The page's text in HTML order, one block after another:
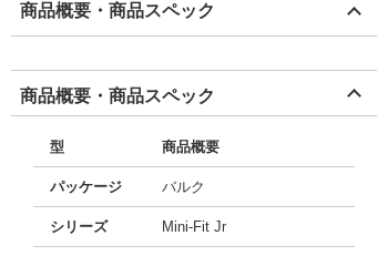
商品概要・商品スペック
商品概要・商品スペック
型 商品概要
パッケージ バルク
シリーズ Mini-Fit Jr